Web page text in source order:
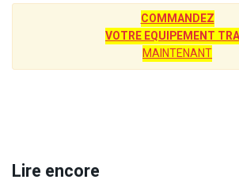
COMMANDEZ
VOTRE EQUIPEMENT
MAINTENANT
Lire encore